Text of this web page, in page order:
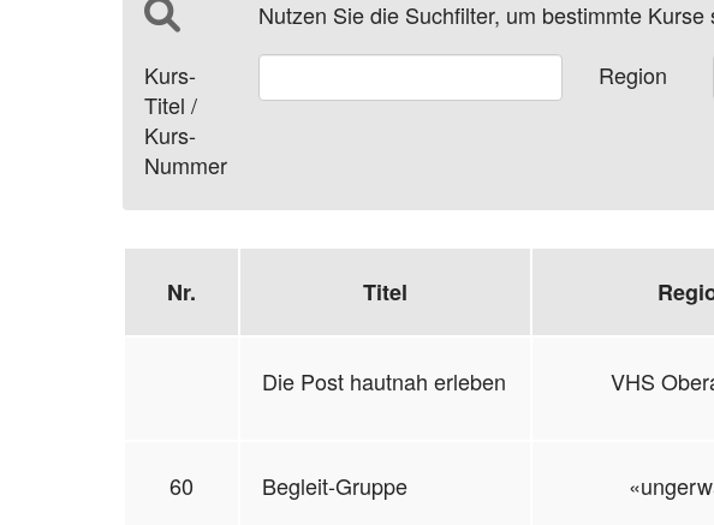
Nutzen Sie die Suchfilter, um bestimmte
Kurs-
Titel /
Kurs-
Nummer
Region
Nr. Titel
Die Post hautnah erleben VHS
60 Begleit-Gruppe